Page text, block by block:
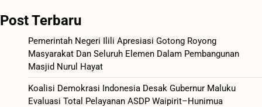
Post Terbaru
Pemerintah Negeri Ilili Apresiasi Gotong Royong
Masyarakat Dan Seluruh Elemen Dalam Pembangunan
Masjid Nurul Hayat
Koalisi Demokrasi Indonesia Desak Gubernur Maluku
Evaluasi Total Pelayanan ASDP Waipirit–Hunimua